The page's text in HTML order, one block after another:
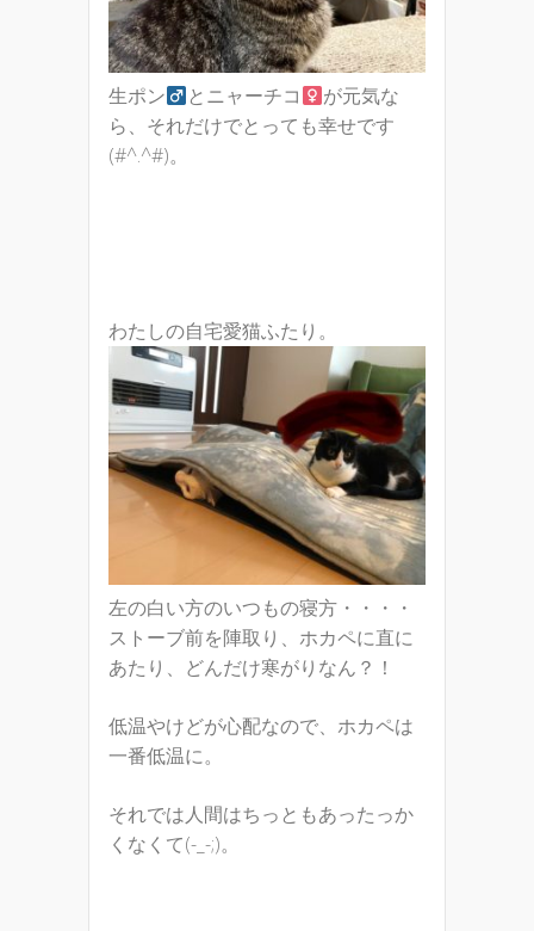
生ポン とニャーチコ
が元気な
ら、それだけでとっても幸せです
(#^.^#)。
わたしの自宅愛猫ふたり。
左の白い方のいつもの寝方・・・・
ストーブ前を陣取り、ホカペに直に
あたり、どんだけ寒がりなん？！
低温やけどが心配なので、ホカペは
一番低温に。
それでは人間はちっともあったっか
くなくて(-_-;)。